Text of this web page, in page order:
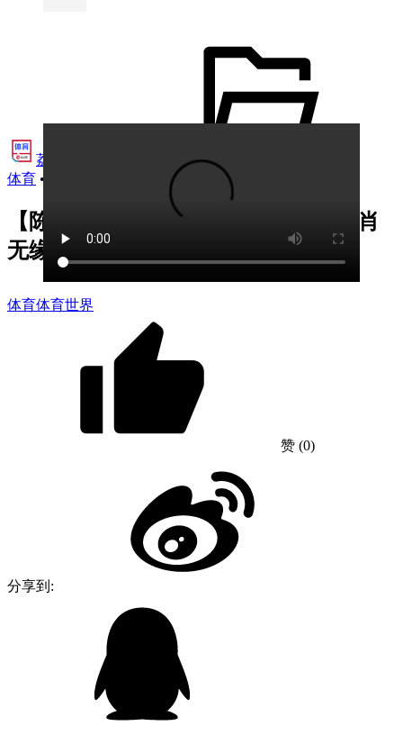
荔视频·体育
体育 • 2024年6月18日 08:53
【陈凯冬观点】马奎尔因伤缺席 卢克肖
无缘首战 素斯盖特无法使用最强组合
体育体育世界
赞 (0)
分享到: